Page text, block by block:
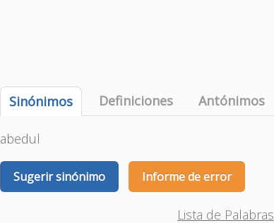
Sinónimos Definiciones Antónimos
abedul
Sugerir sinónimo Informe de error
Lista de Palabras